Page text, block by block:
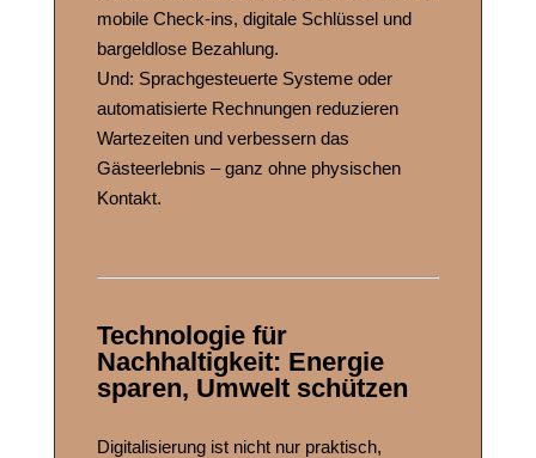
mobile Check-ins, digitale Schlüssel und
bargeldlose Bezahlung.
Und: Sprachgesteuerte Systeme oder
automatisierte Rechnungen reduzieren
Wartezeiten und verbessern das
Gästeerlebnis – ganz ohne physischen
Kontakt.
Technologie für
Nachhaltigkeit: Energie
sparen, Umwelt schützen
Digitalisierung ist nicht nur praktisch,